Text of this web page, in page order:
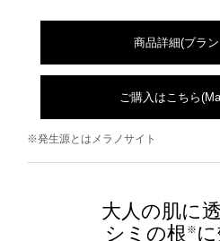
商品詳細(ブラ
ご購入はこちら
※発生源とはメラノサイト
大人の肌に
シミの根 ※